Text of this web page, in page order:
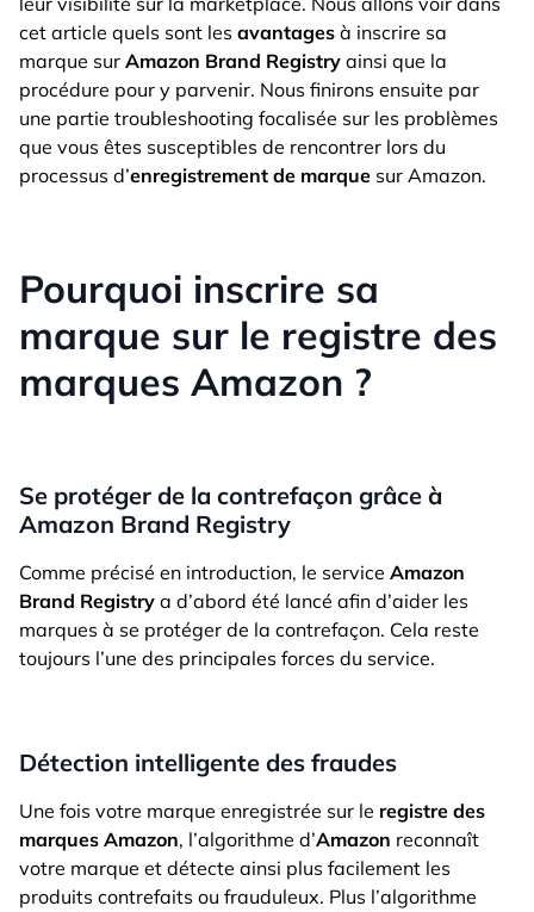
cet article quels sont les avantages à inscrire sa
marque sur Amazon Brand Registry ainsi que la
procédure pour y parvenir. Nous finirons ensuite par
une partie troubleshooting focalisée sur les problèmes
que vous êtes susceptibles de rencontrer lors du
processus d’enregistrement de marque sur Amazon.
Pourquoi inscrire sa
marque sur le registre des
marques Amazon ?
Se protéger de la contrefaçon grâce à
Amazon Brand Registry
Comme précisé en introduction, le service Amazon
Brand Registry a d’abord été lancé afin d’aider les
marques à se protéger de la contrefaçon. Cela reste
toujours l’une des principales forces du service.
Détection intelligente des fraudes
Une fois votre marque enregistrée sur le registre des
marques Amazon, l’algorithme d’Amazon reconnaît
votre marque et détecte ainsi plus facilement les
produits contrefaits ou frauduleux. Plus l’algorithme